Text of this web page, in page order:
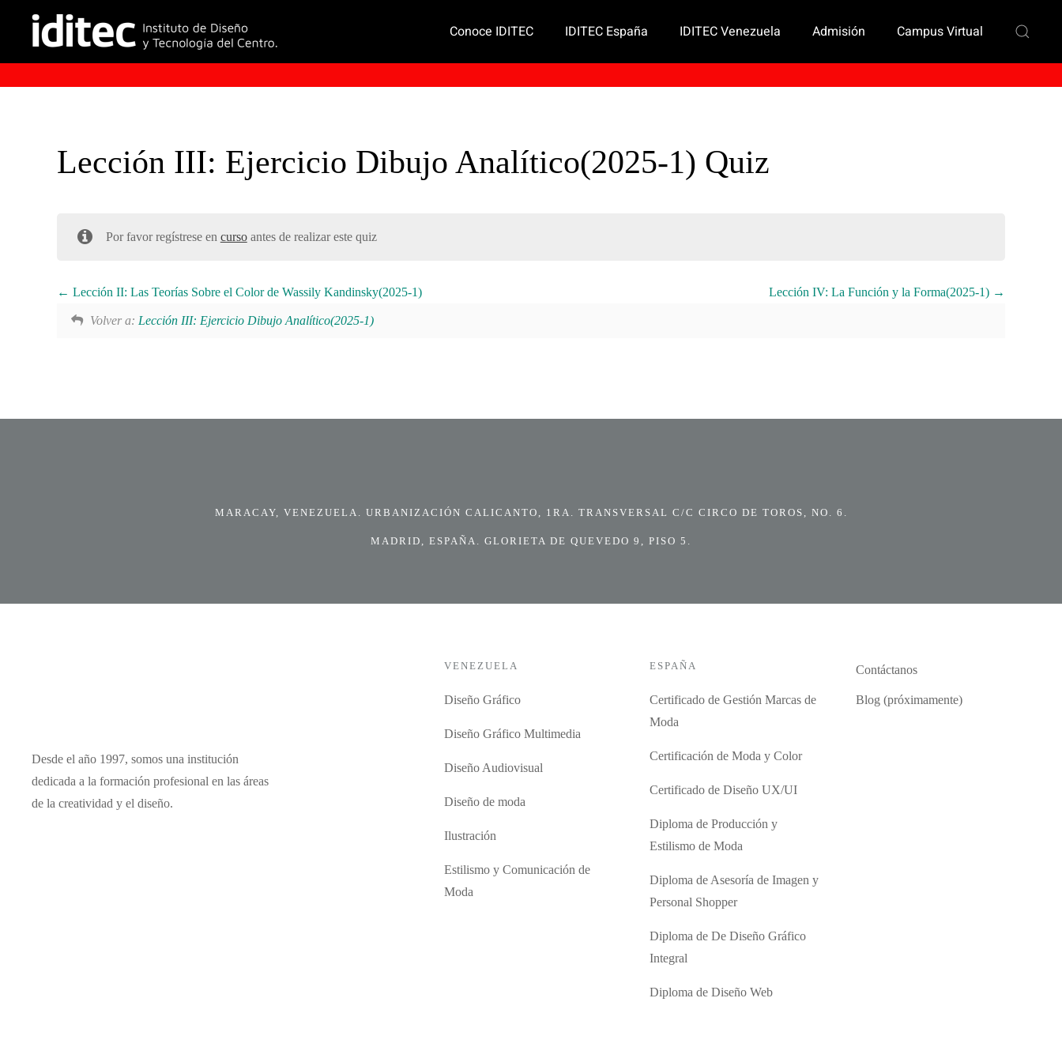
Conoce IDITEC IDITEC España IDITEC Venezuela Admisión Campus Virtual
Lección III: Ejercicio Dibujo Analítico(2025-1) Quiz
Por favor regístrese en cursoantes de realizar este quiz
Lección II: Las Teorías Sobre el Color de Wassily Kandinsky(2025-1) Lección IV: La Función y la Forma(2025-1)
Volver a: Lección III: Ejercicio Dibujo Analítico(2025-1)
MARACAY, VENEZUELA. URBANIZACIÓN CALICANTO, 1RA. TRANSVERSAL C/C CIRCO DE TOROS, NO. 6.
MADRID, ESPAÑA. GLORIETA DE QUEVEDO 9, PISO 5.
Desde el año 1997, somos una institución
dedicada a la formación profesional en las áreas
de la creatividad y el diseño.
VENEZUELA
Diseño Gráfico
Diseño Gráfico Multimedia
Diseño Audiovisual
Diseño de moda
Ilustración
Estilismo y Comunicación de
Moda
ESPAÑA
Certificado de Gestión Marcas de
Moda
Certificación de Moda y Color
Certificado de Diseño UX/UI
Diploma de Producción y
Estilismo de Moda
Diploma de Asesoría de Imagen y
Personal Shopper
Diploma de De Diseño Gráfico
Integral
Diploma de Diseño Web
Contáctanos
Blog (próximamente)